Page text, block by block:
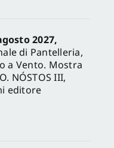
2027,
di Pantelleria,
a Vento. Mostra
NÓSTOS III,
editore